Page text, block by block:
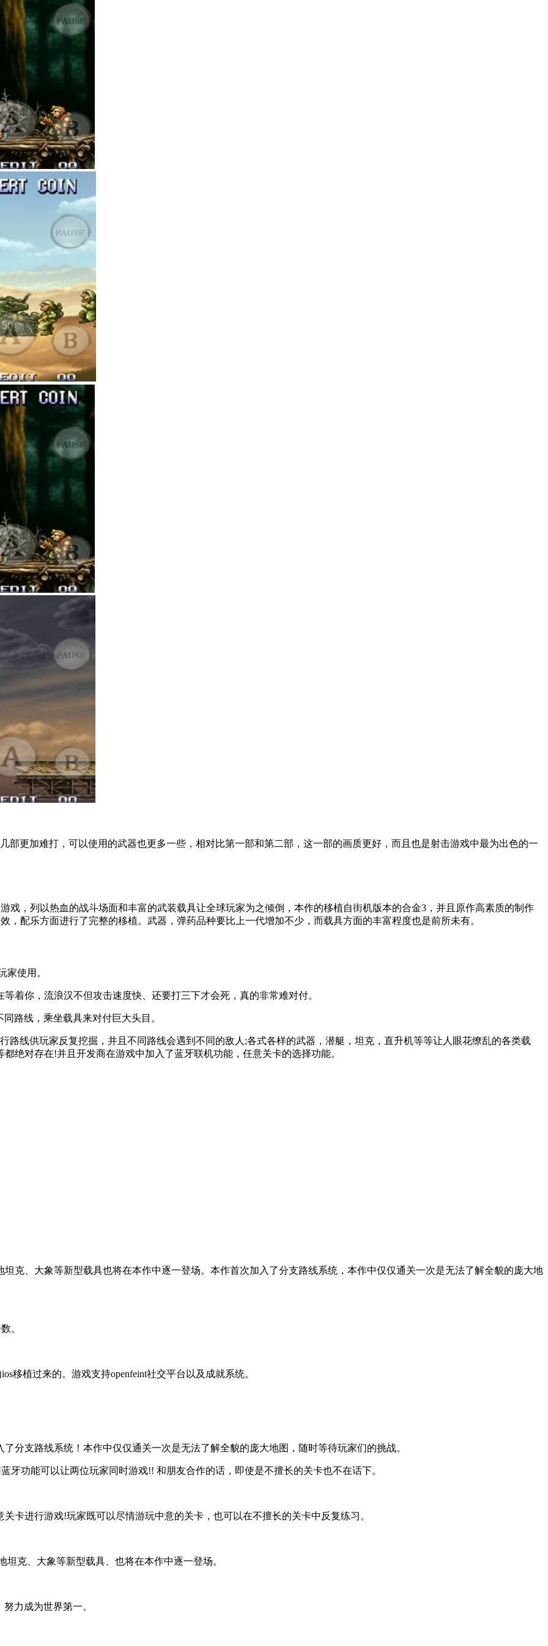
部更加难打，可以使用的武器也更多一些，相对比第一部和第二部，这一部的画质更好，而且也是射击游戏中最为出色的一
戏，列以热血的战斗场面和丰富的武装载具让全球玩家为之倾倒，本作的移植自街机版本的合金3，并且原作高素质的制作
，配乐方面进行了完整的移植。武器，弹药品种要比上一代增加不少，而载具方面的丰富程度也是前所未有。
家使用。
着你，流浪汉不但攻击速度快、还要打三下才会死，真的非常难对付。
路线，乘坐载具来对付巨大头目。
路线供玩家反复挖掘，并且不同路线会遇到不同的敌人;各式各样的武器，潜艇，坦克，直升机等等让人眼花缭乱的各类载
绝对存在!并且开发商在游戏中加入了蓝牙联机功能，任意关卡的选择功能。
克、大象等新型载具也将在本作中逐一登场。本作首次加入了分支路线系统，本作中仅仅通关一次是无法了解全貌的庞大地
。
移植过来的。游戏支持openfeint社交平台以及成就系统。
分支路线系统！本作中仅仅通关一次是无法了解全貌的庞大地图，随时等待玩家们的挑战。
牙功能可以让两位玩家同时游戏!! 和朋友合作的话，即使是不擅长的关卡也不在话下。
卡进行游戏!玩家既可以尽情游玩中意的关卡，也可以在不擅长的关卡中反复练习。
克、大象等新型载具、也将在本作中逐一登场。
力成为世界第一。